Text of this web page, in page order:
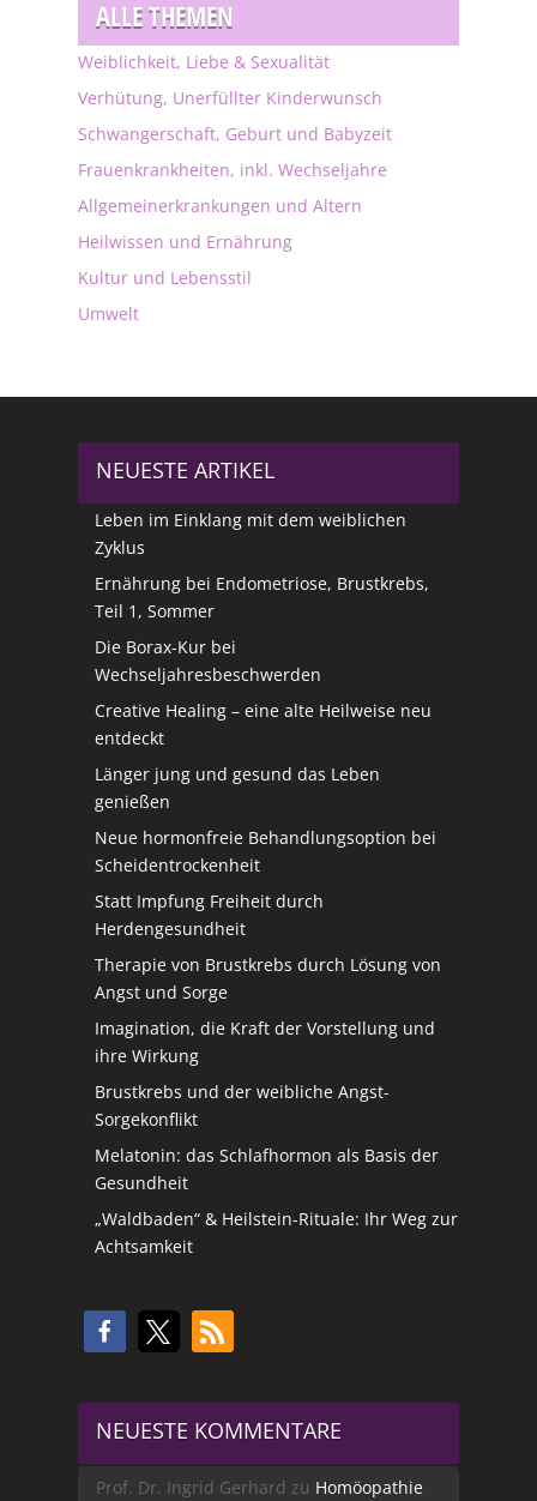
ALLE THEMEN
Weiblichkeit, Liebe & Sexualität
Verhütung, Unerfüllter Kinderwunsch
Schwangerschaft, Geburt und Babyzeit
Frauenkrankheiten, inkl. Wechseljahre
Allgemeinerkrankungen und Altern
Heilwissen und Ernährung
Kultur und Lebensstil
Umwelt
NEUESTE ARTIKEL
Leben im Einklang mit dem weiblichen
Zyklus
Ernährung bei Endometriose, Brustkrebs,
Teil 1, Sommer
Die Borax-Kur bei
Wechseljahresbeschwerden
Creative Healing – eine alte Heilweise neu
entdeckt
Länger jung und gesund das Leben
genießen
Neue hormonfreie Behandlungsoption bei
Scheidentrockenheit
Statt Impfung Freiheit durch
Herdengesundheit
Therapie von Brustkrebs durch Lösung von
Angst und Sorge
Imagination, die Kraft der Vorstellung und
ihre Wirkung
Brustkrebs und der weibliche Angst-
Sorgekonflikt
Melatonin: das Schlafhormon als Basis der
Gesundheit
„Waldbaden“ & Heilstein-Rituale: Ihr Weg zur
Achtsamkeit
NEUESTE KOMMENTARE
Prof. Dr. Ingrid Gerhard zu Homöopathie